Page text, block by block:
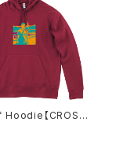
【CROSSJ